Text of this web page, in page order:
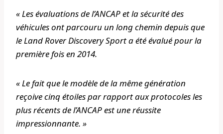
« Les évaluations de l’ANCAP et la sécurité des
véhicules ont parcouru un long chemin depuis que
le Land Rover Discovery Sport a été évalué pour la
première fois en 2014.
« Le fait que le modèle de la même génération
reçoive cinq étoiles par rapport aux protocoles les
plus récents de l’ANCAP est une réussite
impressionnante. »